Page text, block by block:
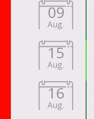
09
Aug.
15
Aug.
16
Aug.